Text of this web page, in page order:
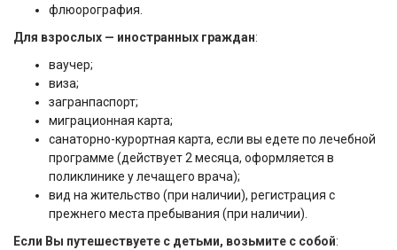
флюорография.
Для взрослых — иностранных граждан:
ваучер;
виза;
загранпаспорт;
миграционная карта;
санаторно-курортная карта, если вы едете по лечебной
программе (действует 2 месяца, оформляется в
поликлинике у лечащего врача);
вид на жительство (при наличии), регистрация с
прежнего места пребывания (при наличии).
Если Вы путешествуете с детьми, возьмите с собой: